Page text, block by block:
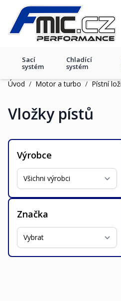
Přejít na obsah
Sací
systém
Chladící
systém
Úvod / Motor a turbo / Pístní
Vložky pístů
Výrobce
Značka